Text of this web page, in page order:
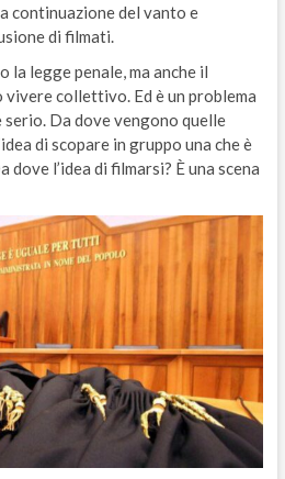
continuazione del vanto e
di filmati.
legge penale, ma anche il
collettivo. Ed è un problema
Da dove vengono quelle
di scopare in gruppo una che è
l’idea di filmarsi? È una scena